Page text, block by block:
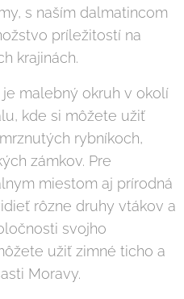
s naším dalmatincom
príležitostí na
krajinách.
malebný okruh v okolí
kde si môžete užiť
rybníkoch,
zámkov. Pre
miestom aj prírodná
rôzne druhy vtákov a
svojho
užiť zimné ticho a
Moravy.